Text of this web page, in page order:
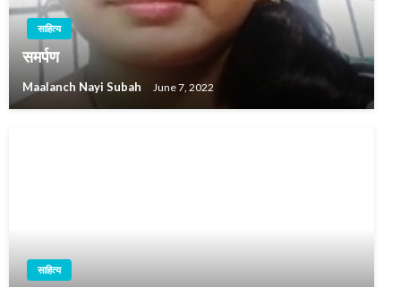
साहित्य
समर्पण
Maalanch Nayi Subah June 7, 2022
साहित्य